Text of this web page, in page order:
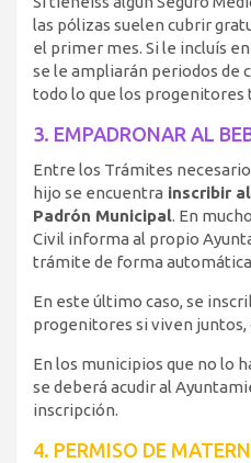
las pólizas suelen cubrir
el primer mes. Si le incluís
se le ampliarán periodos de
todo lo que los progenitores
3. EMPADRONAR AL
Entre los Trámites
hijo se encuentra inscribir
Padrón Municipal. En
Civil informa al propio
trámite de forma
En este último caso, se
progenitores si viven juntos,
En los municipios que no lo
se deberá acudir al
inscripción.
4. PERMISO DE